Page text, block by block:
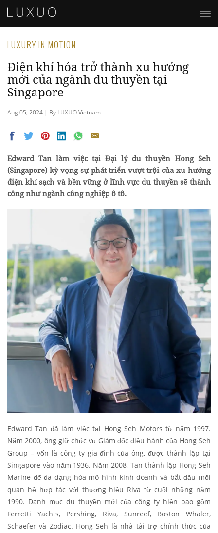
LUXURY IN MOTION
Điện khí hóa trở thành xu hướng
mới của ngành du thuyền tại
Singapore
Aug 05, 2024 | By LUXUO Vietnam
Edward Tan làm việc tại Đại lý du thuyền Hong Seh
(Singapore) kỳ vọng sự phát triển vượt trội của xu hướng
điện khí sạch và bền vững ở lĩnh vực du thuyền sẽ thành
công như ngành công nghiệp ô tô.
Edward Tan đã làm việc tại Hong Seh Motors từ năm 1997.
Năm 2000, ông giữ chức vụ Giám đốc điều hành của Hong Seh
Group – vốn là công ty gia đình của ông, được thành lập tại
Singapore vào năm 1936. Năm 2008, Tan thành lập Hong Seh
Marine để đa dạng hóa mô hình kinh doanh và bắt đầu mối
quan hệ hợp tác với thương hiệu Riva từ cuối những năm
1990. Danh mục du thuyền mới của công ty hiện bao gồm
Ferretti Yachts, Pershing, Riva, Sunreef, Boston Whaler,
Schaefer và Zodiac. Hong Seh là nhà tài trợ chính thức của